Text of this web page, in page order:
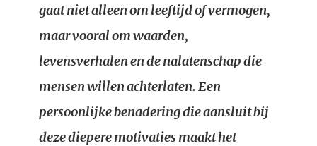
gaat niet alleen om leeftijd of vermogen,
maar vooral om waarden,
levensverhalen en de nalatenschap die
mensen willen achterlaten. Een
persoonlijke benadering die aansluit bij
deze diepere motivaties maakt het